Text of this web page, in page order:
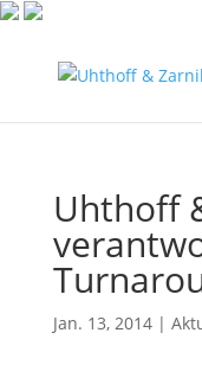
Uhthoff
Jan. 13, 2014|